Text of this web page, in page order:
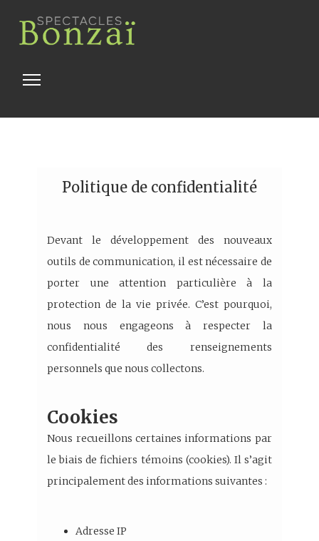
Toggle
Politique de confidentialité
Devant le développement des nouveaux
outils de communication, il est nécessaire de
porter une attention particulière à la
protection de la vie privée. C’est pourquoi,
nous nous engageons à respecter la
confidentialité des renseignements
personnels que nous collectons.
Cookies
Nous recueillons certaines informations par
le biais de fichiers témoins (cookies). Il s’agit
principalement des informations suivantes :
Adresse IP